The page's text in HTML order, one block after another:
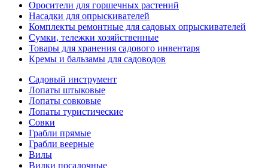
Оросители для горшечных растений
Насадки для опрыскивателей
Комплекты ремонтные для садовых опрыскивателей
Сумки, тележки хозяйственные
Товары для хранения садового инвентаря
Кремы и бальзамы для садоводов
Садовый инструмент
Лопаты штыковые
Лопаты совковые
Лопаты туристические
Совки
Грабли прямые
Грабли веерные
Вилы
Вилки посадочные